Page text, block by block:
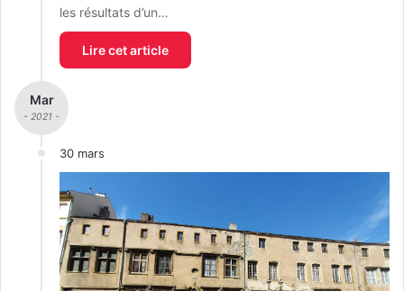
les résultats d’un…
Lire cet article
Mar
- 2021 -
30 mars